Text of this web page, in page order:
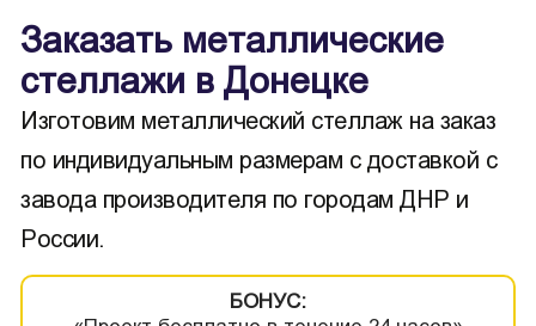
Заказать металлические
стеллажи в Донецке
Изготовим металлический стеллаж на заказ
по индивидуальным размерам с доставкой с
завода производителя по городам ДНР и
России.
БОНУС: